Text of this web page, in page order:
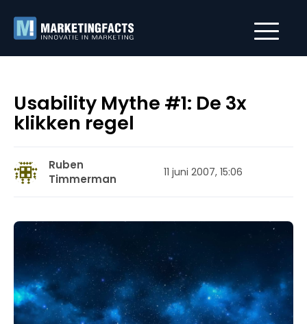
Usability Mythe #1: De 3x
klikken regel
Ruben
Timmerman
11 juni 2007, 15:06